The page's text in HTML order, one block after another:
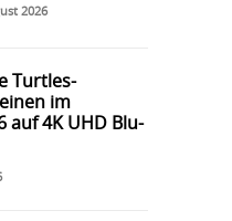
2026
Turtles-
im
auf 4K UHD Blu-